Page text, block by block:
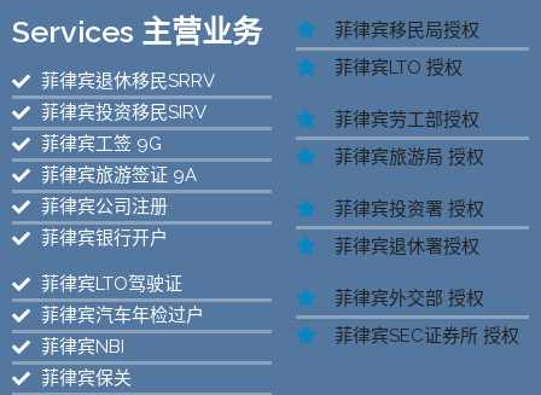
Services 主营业务
菲律宾退休移民SRRV
菲律宾投资移民SIRV
菲律宾工签 9G
菲律宾旅游签证 9A
菲律宾公司注册
菲律宾银行开户
菲律宾LTO驾驶证
菲律宾汽车年检过户
菲律宾NBI
菲律宾保关
菲律宾移民局授权
菲律宾LTO 授权
菲律宾劳工部授权
菲律宾旅游局 授权
菲律宾投资署 授权
菲律宾退休署授权
菲律宾外交部 授权
菲律宾SEC证券所 授权